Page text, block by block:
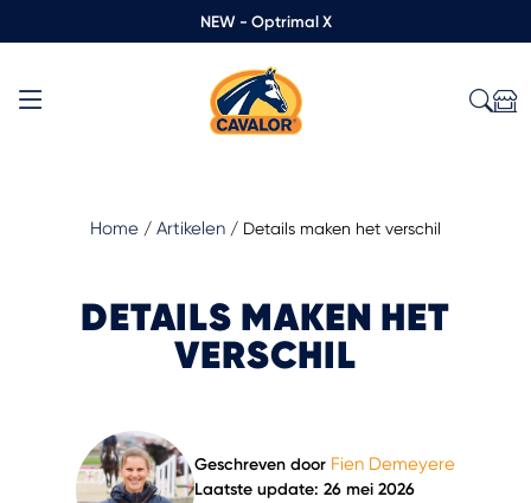
NEW - Optrimal X
Home / Artikelen / Details maken het verschil
DETAILS MAKEN HET
VERSCHIL
Geschreven door Fien Demeyere
Laatste update: 26 mei 2026